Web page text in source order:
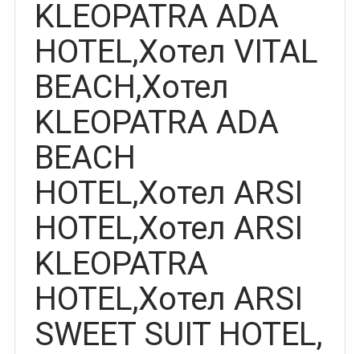
KLEOPATRA ADA
HOTEL,Хотел VITAL
BEACH,Хотел
KLEOPATRA ADA
BEACH
HOTEL,Хотел ARSI
HOTEL,Хотел ARSI
KLEOPATRA
HOTEL,Хотел ARSI
SWEET SUIT HOTEL,